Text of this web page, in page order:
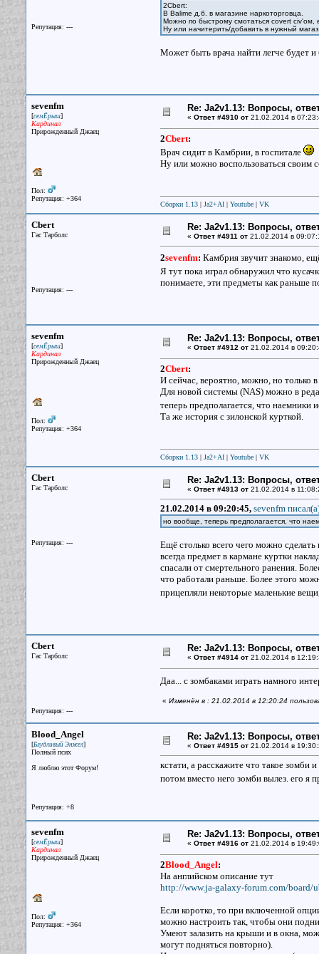
Репутация: ---
2Cbert:
В Balime д.б. в магазине наркоторговца.
Можно по быстрому смотаться covert
Ну или начитерить/добавить в нужный
Может быть врача найти легче будет
sevenfm
[семЁрыш]
Кардинал
Прирожденный Джаец
Пол:
Репутация: +364
Re: Ja2v1.13: Вопросы,
« Ответ #4910 от21.02.2014 в
2Cbert:
Врач сидит в Камбрии, в госпитале
Ну или можно воспользоваться своим
Сборки 1.13| Ja2+AI| Youtube| VK
Cbert
Гас Тарболс
Репутация: ---
Re: Ja2v1.13: Вопросы,
« Ответ #4911 от21.02.2014 в
2sevenfm: Камбрия звучит знакомо,
Я тут пока играл обнаружил что
понимаете, эти предметы как раньше
sevenfm
[семЁрыш]
Кардинал
Прирожденный Джаец
Пол:
Репутация: +364
Re: Ja2v1.13: Вопросы,
« Ответ #4912 от21.02.2014 в
2Cbert:
И сейчас, вероятно, можно, но только
Для новой системы (NAS) можно в
теперь предполагается, что
Та же история с зилонской курткой.
Сборки 1.13| Ja2+AI| Youtube| VK
Cbert
Гас Тарболс
Репутация: ---
Re: Ja2v1.13: Вопросы,
« Ответ #4913 от21.02.2014 в
21.02.2014 в 09:20:45, sevenfm
но вообще, теперь предполагается, что
Ещё столько всего чего можно
всегда предмет в кармане куртки
спасали от смертельного ранения.
что работали раньше. Более этого
прицепляли некоторые маленькие
Cbert
Гас Тарболс
Репутация: ---
Re: Ja2v1.13: Вопросы,
« Ответ #4914 от21.02.2014 в
Даа... с зомбаками играть намного
« Изменён в : 21.02.2014 в 12:20:24
Blood_Angel
[Блудливый Энжел]
Полный псих
Я люблю этот Форум!
Репутация: +8
Re: Ja2v1.13: Вопросы,
« Ответ #4915 от21.02.2014 в
кстати, а расскажите что такое зомби
потом вместо него зомби вылез. его я
sevenfm
[семЁрыш]
Кардинал
Прирожденный Джаец
Пол:
Репутация: +364
Re: Ja2v1.13: Вопросы,
« Ответ #4916 от21.02.2014 в
2Blood_Angel:
На английском описание тут
http://www.ja-galaxy-forum.com/board/
Если коротко, то при включенной
можно настроить так, чтобы они
Умеют залазить на крыши и в окна,
могут подняться повторно).